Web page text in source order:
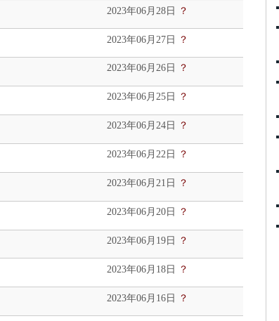
2023年06月28日 ？
2023年06月27日 ？
2023年06月26日 ？
2023年06月25日 ？
2023年06月24日 ？
2023年06月22日 ？
2023年06月21日 ？
2023年06月20日 ？
2023年06月19日 ？
2023年06月18日 ？
2023年06月16日 ？